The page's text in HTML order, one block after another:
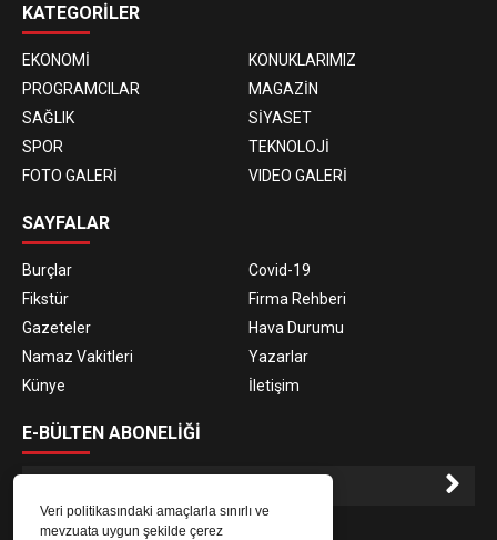
Veri politikasındaki amaçlarla sınırlı ve
mevzuata uygun şekilde çerez
KATEGORİLER
EKONOMİ
KONUKLARIMIZ
PROGRAMCILAR
MAGAZİN
SAĞLIK
SİYASET
SPOR
TEKNOLOJİ
FOTO GALERİ
VIDEO GALERİ
SAYFALAR
Burçlar
Covid-19
Fikstür
Firma Rehberi
Gazeteler
Hava Durumu
Namaz Vakitleri
Yazarlar
Künye
İletişim
E-BÜLTEN ABONELİĞİ
E-Bülten aboneliği ile haberlere daha hızlı erişin.